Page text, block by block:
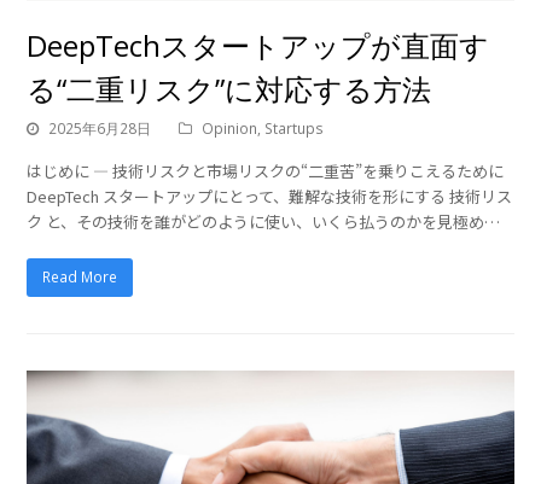
DeepTechスタートアップが直面す
る“二重リスク”に対応する方法
2025年6月28日 Opinion, Startups
はじめに ― 技術リスクと市場リスクの“二重苦”を乗りこえるために
DeepTech スタートアップにとって、難解な技術を形にする 技術リス
ク と、その技術を誰がどのように使い、いくら払うのかを見極め…
Read More